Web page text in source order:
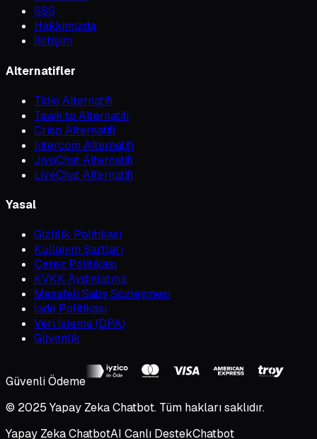
SSS
Hakkımızda
İletişim
Alternatifler
Tidio Alternatifi
Tawk.to Alternatifi
Crisp Alternatifi
Intercom Alternatifi
JivoChat Alternatifi
LiveChat Alternatifi
Yasal
Gizlilik Politikası
Kullanım Şartları
Çerez Politikası
KVKK Aydınlatma
Mesafeli Satış Sözleşmesi
İade Politikası
Veri İşleme (DPA)
Güvenlik
Güvenli Ödeme
© 2025 Yapay Zeka Chatbot. Tüm hakları saklıdır.
Yapay Zeka ChatbotAI Canlı DestekChatbot